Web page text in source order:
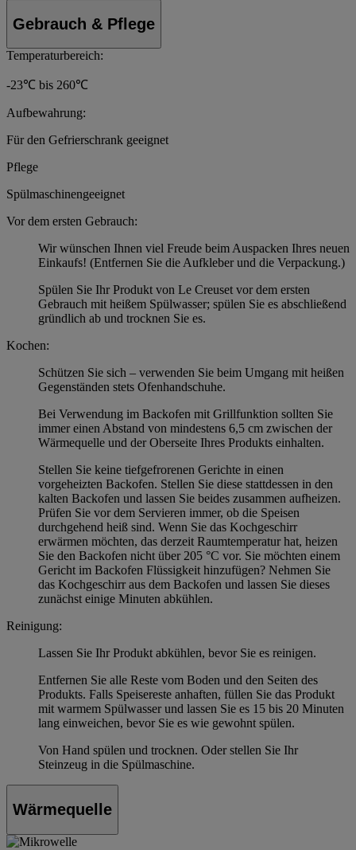
Gebrauch & Pflege
Temperaturbereich:
-23℃ bis 260℃
Aufbewahrung:
Für den Gefrierschrank geeignet
Pflege
Spülmaschinengeeignet
Vor dem ersten Gebrauch:
Wir wünschen Ihnen viel Freude beim Auspacken Ihres neuen
Einkaufs! (Entfernen Sie die Aufkleber und die Verpackung.)
Spülen Sie Ihr Produkt von Le Creuset vor dem ersten
Gebrauch mit heißem Spülwasser; spülen Sie es abschließend
gründlich ab und trocknen Sie es.
Kochen:
Schützen Sie sich – verwenden Sie beim Umgang mit heißen
Gegenständen stets Ofenhandschuhe.
Bei Verwendung im Backofen mit Grillfunktion sollten Sie
immer einen Abstand von mindestens 6,5 cm zwischen der
Wärmequelle und der Oberseite Ihres Produkts einhalten.
Stellen Sie keine tiefgefrorenen Gerichte in einen
vorgeheizten Backofen. Stellen Sie diese stattdessen in den
kalten Backofen und lassen Sie beides zusammen aufheizen.
Prüfen Sie vor dem Servieren immer, ob die Speisen
durchgehend heiß sind. Wenn Sie das Kochgeschirr
erwärmen möchten, das derzeit Raumtemperatur hat, heizen
Sie den Backofen nicht über 205 °C vor. Sie möchten einem
Gericht im Backofen Flüssigkeit hinzufügen? Nehmen Sie
das Kochgeschirr aus dem Backofen und lassen Sie dieses
zunächst einige Minuten abkühlen.
Reinigung:
Lassen Sie Ihr Produkt abkühlen, bevor Sie es reinigen.
Entfernen Sie alle Reste vom Boden und den Seiten des
Produkts. Falls Speisereste anhaften, füllen Sie das Produkt
mit warmem Spülwasser und lassen Sie es 15 bis 20 Minuten
lang einweichen, bevor Sie es wie gewohnt spülen.
Von Hand spülen und trocknen. Oder stellen Sie Ihr
Steinzeug in die Spülmaschine.
Wärmequelle